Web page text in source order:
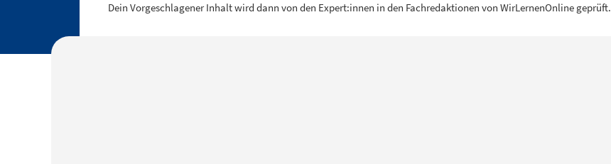
Dein Vorgeschlagener Inhalt wird dann von den Expert:innen in den Fachredaktionen von WirLernenOnline geprüft.